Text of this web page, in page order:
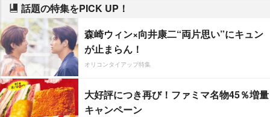
話題の特集をPICK UP！
森崎ウィン×向井康二“両片思い”にキュン
が止まらん！
オリコンタイアップ特集
大好評につき再び！ファミマ名物45％増量
キャンペーン